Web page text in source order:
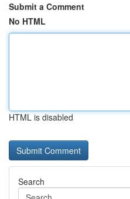
Submit a Comment
No HTML
HTML is disabled
Search